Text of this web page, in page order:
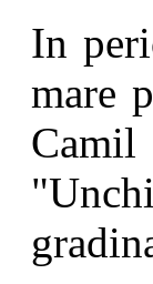
In
mare
Camil